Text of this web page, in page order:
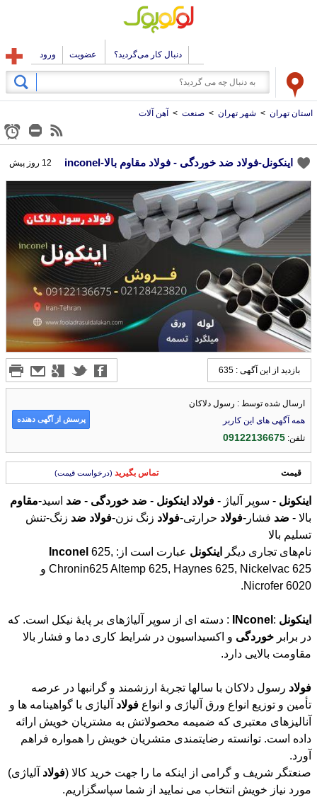
دنبال کار می‌گردید؟ عضویت ورود
استان تهران > شهر تهران > صنعت > آهن آلات
اینکونل-فولاد ضد خوردگی - فولاد مقاوم بالا-inconel 12 روز پیش
بازدید از این آگهی : 635
ارسال شده توسط : رسول دلاکان
همه آگهی های این کاربر
تلفن:09122136675
پرسش از آگهی دهنده
قیمت تماس بگیرید (درخواست قیمت)
اینکونل - سوپر آلیاژ - فولاد اینکونل - ضد خوردگی - ضد اسید-مقاوم
بالا - ضد فشار-فولاد حرارتی-فولاد زنگ نزن-فولاد ضد زنگ-تنش
تسلیم بالا
نام‌های تجاری دیگر
اینکونل عبارت است از: Inconel 625,
Chronin625 Altemp 625, Haynes 625, Nickelvac 625 و
Nicrofer 6020.
اینکونل :
INconel
: دسته ای از سوپر آلیاژهای بر پایۀ نیکل است. که
در برابر خوردگی و اکسیداسیون در شرایط کاری دما و فشار بالا
مقاومت بالایی دارد.
فولاد رسول دلاکان با سالها تجربۀ ارزشمند و گرانبها در عرصه
تأمین و توزیع انواع ورق آلیاژی و انواع فولاد آلیاژی با گواهینامه ها و
آنالیزهای معتبری که ضمیمه محصولاتش به مشتریان خویش ارائه
داده است. توانسته رضایتمندی متشریان خویش را همواره فراهم
آورد.
صنعتگر شریف و گرامی از اینکه ما را جهت خرید کالا (فولاد آلیاژی)
مورد نیاز خویش انتخاب می نمایید از شما سپاسگزاریم.